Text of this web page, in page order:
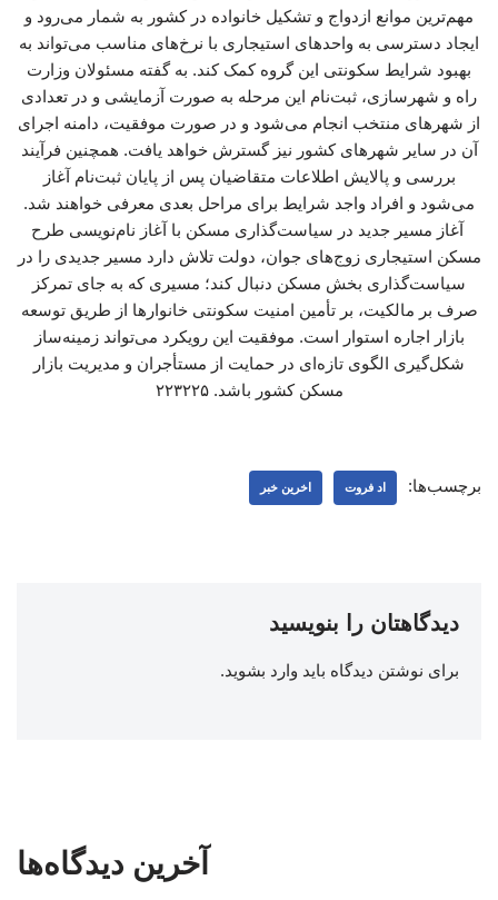
مهم‌ترین موانع ازدواج و تشکیل خانواده در کشور به شمار می‌رود و
ایجاد دسترسی به واحدهای استیجاری با نرخ‌های مناسب می‌تواند به
بهبود شرایط سکونتی این گروه کمک کند. به گفته مسئولان وزارت
راه و شهرسازی، ثبت‌نام این مرحله به صورت آزمایشی و در تعدادی
از شهرهای منتخب انجام می‌شود و در صورت موفقیت، دامنه اجرای
آن در سایر شهرهای کشور نیز گسترش خواهد یافت. همچنین فرآیند
بررسی و پالایش اطلاعات متقاضیان پس از پایان ثبت‌نام آغاز
می‌شود و افراد واجد شرایط برای مراحل بعدی معرفی خواهند شد.
آغاز مسیر جدید در سیاست‌گذاری مسکن با آغاز نام‌نویسی طرح
مسکن استیجاری زوج‌های جوان، دولت تلاش دارد مسیر جدیدی را در
سیاست‌گذاری بخش مسکن دنبال کند؛ مسیری که به جای تمرکز
صرف بر مالکیت، بر تأمین امنیت سکونتی خانوارها از طریق توسعه
بازار اجاره استوار است. موفقیت این رویکرد می‌تواند زمینه‌ساز
شکل‌گیری الگوی تازه‌ای در حمایت از مستأجران و مدیریت بازار
مسکن کشور باشد. ۲۲۳۲۲۵
برچسب‌ها: اد فروت اخرین خبر
دیدگاهتان را بنویسید
برای نوشتن دیدگاه باید وارد بشوید.
آخرین دیدگاه‌ها